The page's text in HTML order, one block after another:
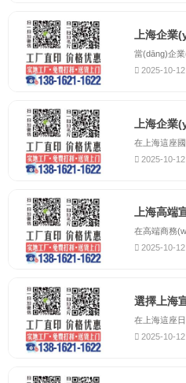
2025-10-12
2025-10-12
2025-10-12
2025-10-12